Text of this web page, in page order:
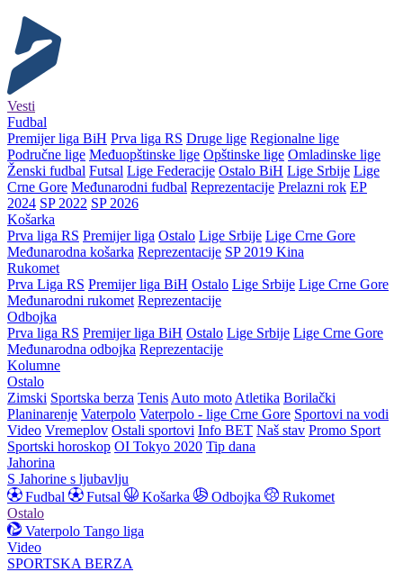
Vesti
Fudbal
Premijer liga BiH Prva liga RS Druge lige Regionalne lige
Područne lige Međuopštinske lige Opštinske lige Omladinske lige
Ženski fudbal Futsal Lige Federacije Ostalo BiH Lige Srbije Lige
Crne Gore Međunarodni fudbal Reprezentacije Prelazni rok EP
2024 SP 2022 SP 2026
Košarka
Prva liga RS Premijer liga Ostalo Lige Srbije Lige Crne Gore
Međunarodna košarka Reprezentacije SP 2019 Kina
Rukomet
Prva Liga RS Premijer liga BiH Ostalo Lige Srbije Lige Crne Gore
Međunarodni rukomet Reprezentacije
Odbojka
Prva liga RS Premijer liga BiH Ostalo Lige Srbije Lige Crne Gore
Međunarodna odbojka Reprezentacije
Kolumne
Ostalo
Zimski Sportska berza Tenis Auto moto Atletika Borilački
Planinarenje Vaterpolo Vaterpolo - lige Crne Gore Sportovi na vodi
Video Vremeplov Ostali sportovi Info BET Naš stav Promo Sport
Sportski horoskop OI Tokyo 2020 Tip dana
Jahorina
S Jahorine s ljubavlju
Fudbal
Futsal Košarka Odbojka
Rukomet
Ostalo
Vaterpolo Tango liga
Video
SPORTSKA BERZA